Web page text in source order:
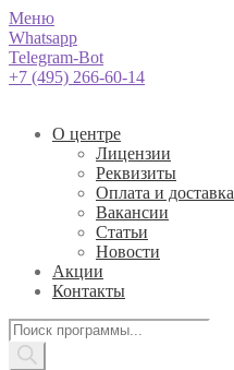
Меню
Whatsapp
Telegram-Bot
+7 (495) 266-60-14
О центре
Лицензии
Реквизиты
Оплата и доставка
Вакансии
Статьи
Новости
Акции
Контакты
Поиск
товаров